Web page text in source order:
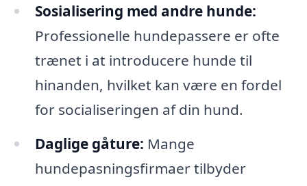
Sosialisering med andre hunde:
Professionelle hundepassere er ofte
trænet i at introducere hunde til
hinanden, hvilket kan være en fordel
for socialiseringen af din hund.
Daglige gåture: Mange
hundepasningsfirmaer tilbyder